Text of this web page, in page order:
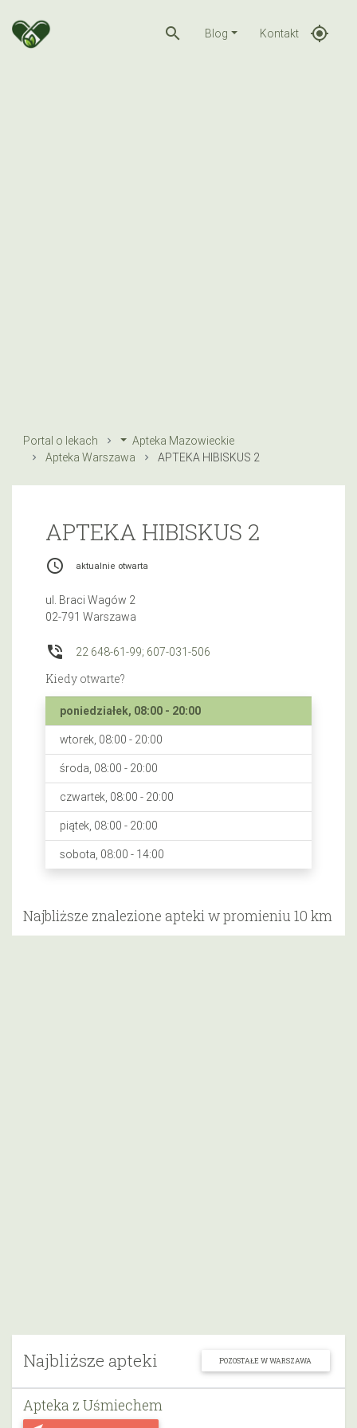
search Blog Kontakt gps_fixed
Portal o lekach
Apteka Mazowieckie
Apteka Warszawa
APTEKA HIBISKUS 2
Najbliższe apteki POZOSTAŁE W WARSZAWA
Apteka z Uśmiechem
APTEKA HIBISKUS 2
access_time aktualnie otwarta
ul. Braci Wagów 2
02-791 Warszawa
phone_in_talk 22 648-61-99; 607-031-506
Kiedy otwarte?
poniedziałek, 08:00 - 20:00
wtorek, 08:00 - 20:00
środa, 08:00 - 20:00
czwartek, 08:00 - 20:00
piątek, 08:00 - 20:00
sobota, 08:00 - 14:00
Najbliższe znalezione apteki w promieniu 10 km